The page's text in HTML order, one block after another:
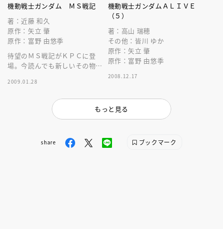
機動戦士ガンダム ＭＳ戦記
著：近藤 和久
原作：矢立 肇
原作：富野 由悠季
待望のＭＳ戦記がＫＰＣに登
場。今読んでも新しいその物語
る！
2009.01.28
機動戦士ガンダムＡＬＩＶＥ
（５）
著：高山 瑞穂
その他：皆川 ゆか
原作：矢立 肇
原作：富野 由悠季
2008.12.17
もっと見る
share ブックマーク